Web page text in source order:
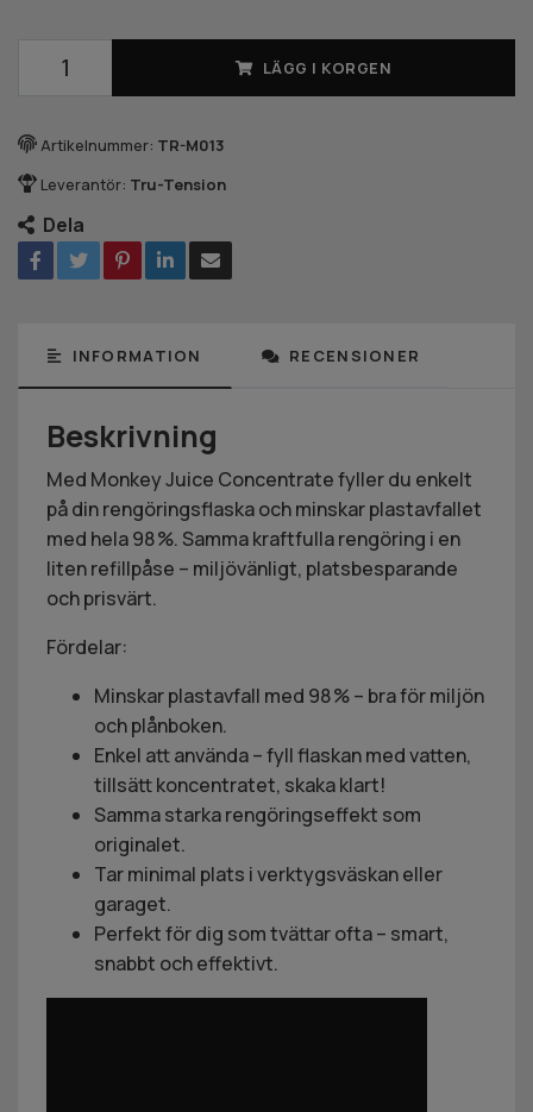
LÄGG I KORGEN
Artikelnummer: TR-M013
Leverantör: Tru-Tension
Dela
INFORMATION RECENSIONER
Beskrivning
Med Monkey Juice Concentrate fyller du enkelt
på din rengöringsflaska och minskar plastavfallet
med hela 98 %. Samma kraftfulla rengöring i en
liten refillpåse – miljövänligt, platsbesparande
och prisvärt.
Fördelar:
Minskar plastavfall med 98 % – bra för miljön
och plånboken.
Enkel att använda – fyll flaskan med vatten,
tillsätt koncentratet, skaka klart!
Samma starka rengöringseffekt som
originalet.
Tar minimal plats i verktygsväskan eller
garaget.
Perfekt för dig som tvättar ofta – smart,
snabbt och effektivt.